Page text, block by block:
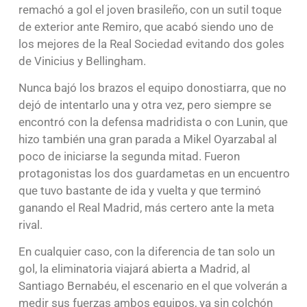
remachó a gol el joven brasileño, con un sutil toque
de exterior ante Remiro, que acabó siendo uno de
los mejores de la Real Sociedad evitando dos goles
de Vinicius y Bellingham.
Nunca bajó los brazos el equipo donostiarra, que no
dejó de intentarlo una y otra vez, pero siempre se
encontró con la defensa madridista o con Lunin, que
hizo también una gran parada a Mikel Oyarzabal al
poco de iniciarse la segunda mitad. Fueron
protagonistas los dos guardametas en un encuentro
que tuvo bastante de ida y vuelta y que terminó
ganando el Real Madrid, más certero ante la meta
rival.
En cualquier caso, con la diferencia de tan solo un
gol, la eliminatoria viajará abierta a Madrid, al
Santiago Bernabéu, el escenario en el que volverán a
medir sus fuerzas ambos equipos, ya sin colchón